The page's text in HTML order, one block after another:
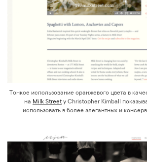
Тонкое использование оранжевого цвета в
на Milk Street у Christopher Kimball
использовать в более элегантных и